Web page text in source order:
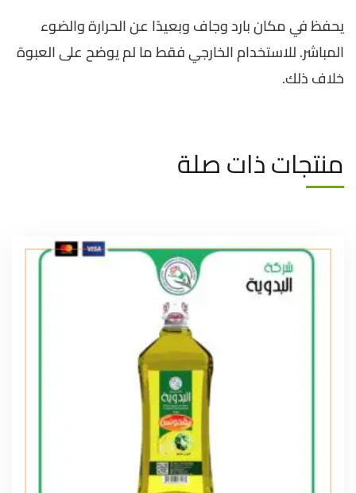
يحفظ في مكان بارد وجاف وبعيدًا عن الحرارة والضوء
المباشر. للاستخدام الخارجي فقط ما لم يوضح على العبوة
خلاف ذلك.
منتجات ذات صلة